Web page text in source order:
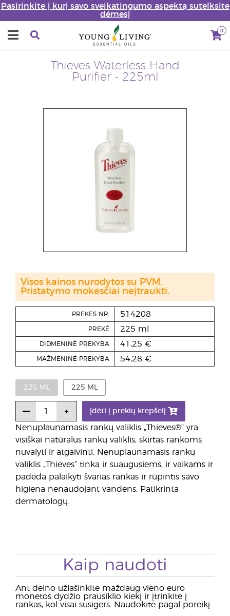
Pasirinkite į kurį savo sveikatingumo aspektą sutelksite
dėmesį
0
Thieves Waterless Hand
Purifier - 225ml
Nenuplaunamasis rankų valiklis „Thieves®“ yra
visiškai natūralus rankų valiklis, skirtas rankoms
nuvalyti ir atgaivinti. Nenuplaunamasis rankų
valiklis „Thieves“ tinka ir suaugusiems, ir vaikams ir
padeda palaikyti švarias rankas ir rūpintis savo
higiena nenaudojant vandens. Patikrinta
dermatologų.
PREKĖS NR. 514208
PREKĖ 225 ml
DIDMENINĖ PREKYBA 41,25 €
MAŽMENINĖ PREKYBA 54,28 €
225 ML 225 ML
Įdėti į prekių krepšelį
Visos kainos nurodytos su PVM.
Pristatymo mokesčiai neįtraukti.
Kaip naudoti
Ant delno užlašinkite maždaug vieno euro
monetos dydžio prausiklio kiekį ir įtrinkite į
rankas, kol visai susigers. Naudokite pagal poreikį.